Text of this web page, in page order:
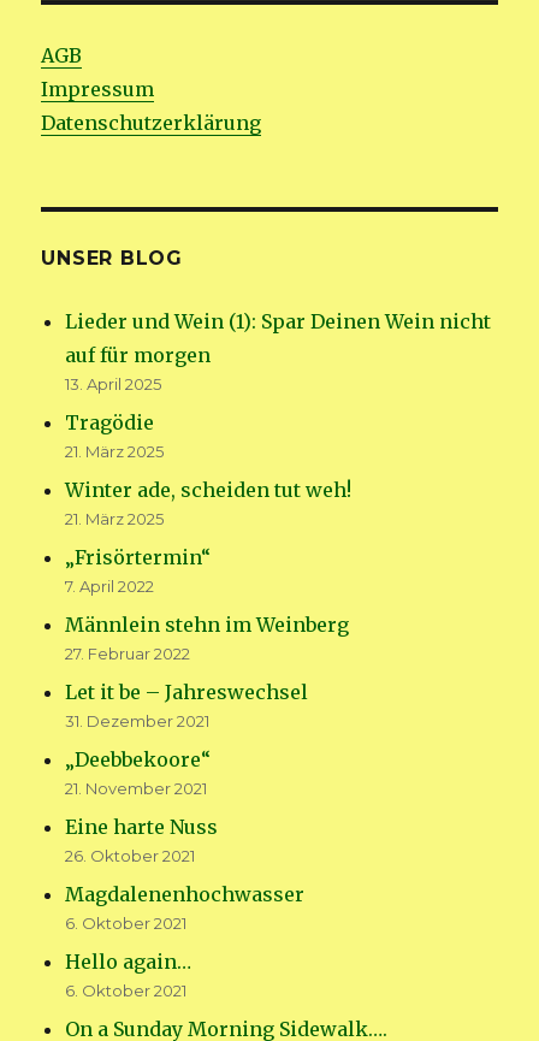
AGB
Impressum
Datenschutzerklärung
UNSER BLOG
Lieder und Wein (1): Spar Deinen Wein nicht
auf für morgen
13. April 2025
Tragödie
21. März 2025
Winter ade, scheiden tut weh!
21. März 2025
„Frisörtermin“
7. April 2022
Männlein stehn im Weinberg
27. Februar 2022
Let it be – Jahreswechsel
31. Dezember 2021
„Deebbekoore“
21. November 2021
Eine harte Nuss
26. Oktober 2021
Magdalenenhochwasser
6. Oktober 2021
Hello again…
6. Oktober 2021
On a Sunday Morning Sidewalk….